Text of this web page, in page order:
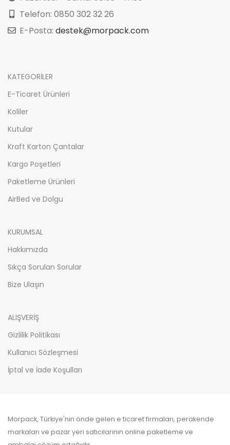
Telefon: 0850 302 32 26
E-Posta: destek@morpack.com
KATEGORİLER
E-Ticaret Ürünleri
Koliler
Kutular
Kraft Karton Çantalar
Kargo Poşetleri
Paketleme Ürünleri
AirBed ve Dolgu
KURUMSAL
Hakkımızda
Sıkça Sorulan Sorular
Bize Ulaşın
ALIŞVERİŞ
Gizlilik Politikası
Kullanıcı Sözleşmesi
İptal ve İade Koşulları
Morpack, Türkiye'nin önde gelen e ticaret firmaları, perakende
markaları ve pazar yeri satıcılarının online paketleme ve